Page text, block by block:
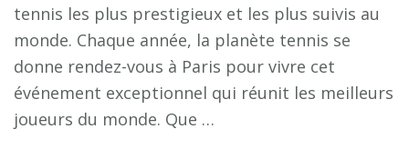
tennis les plus prestigieux et les plus suivis au
monde. Chaque année, la planète tennis se
donne rendez-vous à Paris pour vivre cet
événement exceptionnel qui réunit les meilleurs
joueurs du monde. Que …